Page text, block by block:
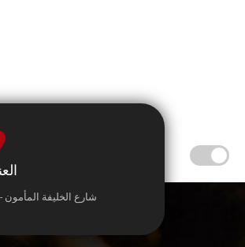
شارع الخليفة المأمون